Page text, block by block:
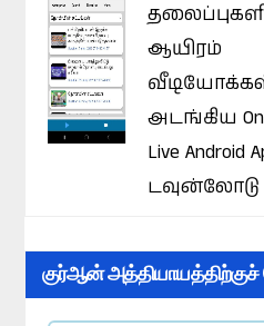
ஆயிரம்
அடங்கிய
Live Android
டவுன்லோடு
குர்ஆன்